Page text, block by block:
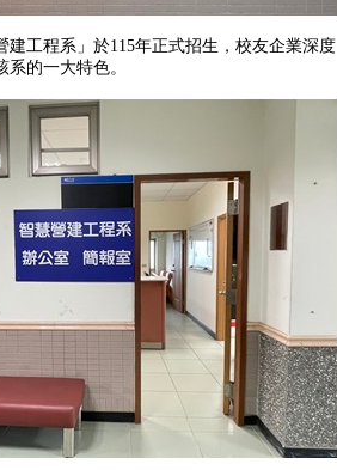
建工程系」於115年正式招生，校友企業深度
的一大特色。